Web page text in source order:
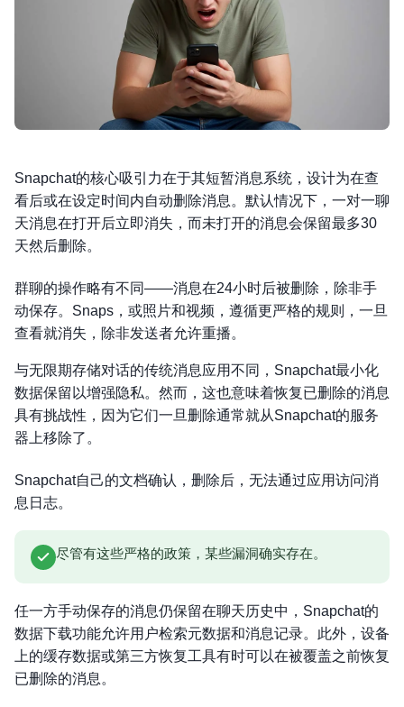
Snapchat的核心吸引力在于其短暂消息系统，设计为在查
看后或在设定时间内自动删除消息。默认情况下，一对一聊
天消息在打开后立即消失，而未打开的消息会保留最多30
天然后删除。
群聊的操作略有不同——消息在24小时后被删除，除非手
动保存。Snaps，或照片和视频，遵循更严格的规则，一旦
查看就消失，除非发送者允许重播。
与无限期存储对话的传统消息应用不同，Snapchat最小化
数据保留以增强隐私。然而，这也意味着恢复已删除的消息
具有挑战性，因为它们一旦删除通常就从Snapchat的服务
器上移除了。
Snapchat自己的文档确认，删除后，无法通过应用访问消
息日志。
尽管有这些严格的政策，某些漏洞确实存在。
任一方手动保存的消息仍保留在聊天历史中，Snapchat的
数据下载功能允许用户检索元数据和消息记录。此外，设备
上的缓存数据或第三方恢复工具有时可以在被覆盖之前恢复
已删除的消息。